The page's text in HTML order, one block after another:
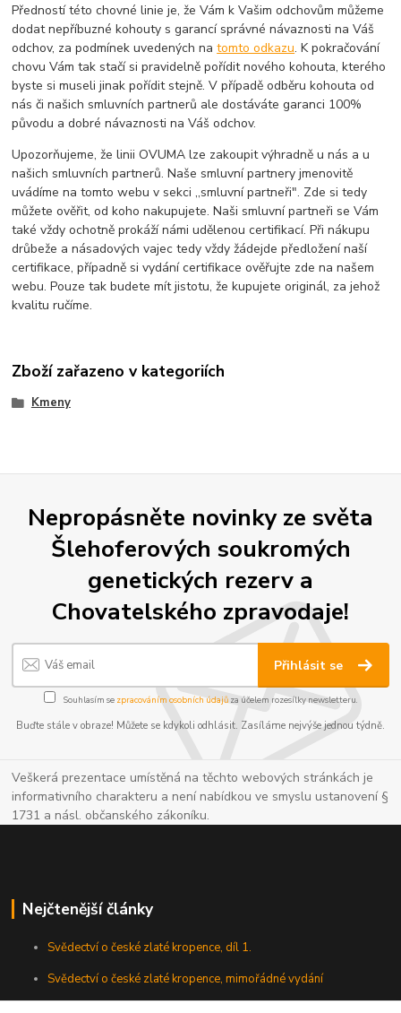
Předností této chovné linie je, že Vám k Vašim odchovům můžeme
dodat nepříbuzné kohouty s garancí správné návaznosti na Váš
odchov, za podmínek uvedených natomto odkazu. K pokračování
chovu Vám tak stačí si pravidelně pořídit nového kohouta, kterého
byste si museli jinak pořídit stejně. V případě odběru kohouta od
nás či našich smluvních partnerů ale dostáváte garanci 100%
původu a dobré návaznosti na Váš odchov.
Upozorňujeme, že linii OVUMA lze zakoupit výhradně u nás a u
našich smluvních partnerů. Naše smluvní partnery jmenovitě
uvádíme na tomto webu v sekci ,,smluvní partneři". Zde si tedy
můžete ověřit, od koho nakupujete. Naši smluvní partneři se Vám
také vždy ochotně prokáží námi udělenou certifikací. Při nákupu
drůbeže a násadových vajec tedy vždy žádejde předložení naší
certifikace, případně si vydání certifikace ověřujte zde na našem
webu. Pouze tak budete mít jistotu, že kupujete originál, za jehož
kvalitu ručíme.
Zboží zařazeno v kategoriích
Kmeny
Nepropásněte novinky ze světa
Šlehoferových soukromých
genetických rezerv a
Chovatelského zpravodaje!
Přihlásit se
Souhlasím se zpracováním osobních údajůza účelem rozesílky newsletteru.
Buďte stále v obraze! Můžete se kdykoli odhlásit. Zasíláme nejvýše jednou týdně.
Veškerá prezentace umístěná na těchto webových stránkách je
informativního charakteru a není nabídkou ve smyslu ustanovení §
1731 a násl. občanského zákoníku.
Nejčtenější články
Svědectví o české zlaté kropence, díl 1.
Svědectví o české zlaté kropence, mimořádné vydání